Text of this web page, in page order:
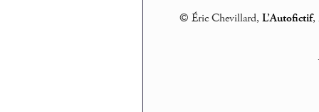
© Éric Chevillard, L’Autofictif,